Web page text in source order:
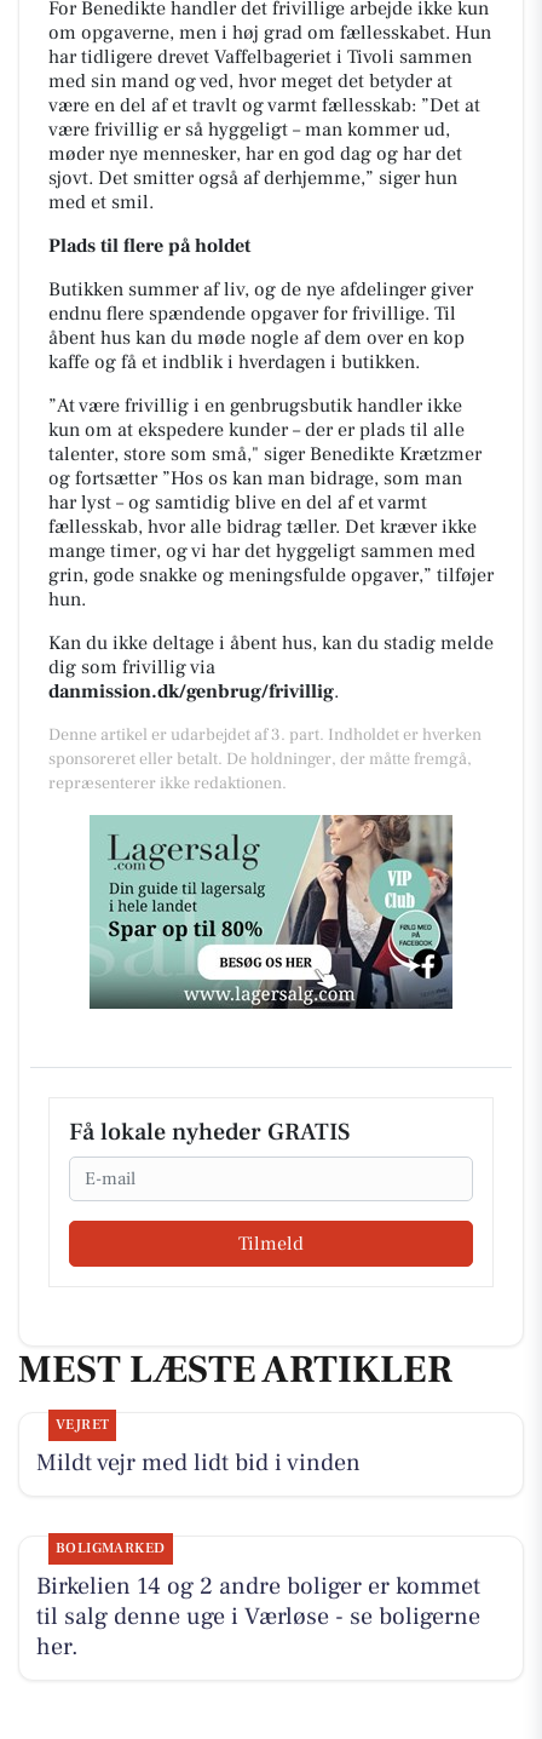
For Benedikte handler det frivillige arbejde ikke kun
om opgaverne, men i høj grad om fællesskabet. Hun
har tidligere drevet Vaffelbageriet i Tivoli sammen
med sin mand og ved, hvor meget det betyder at
være en del af et travlt og varmt fællesskab: ”Det at
være frivillig er så hyggeligt – man kommer ud,
møder nye mennesker, har en god dag og har det
sjovt. Det smitter også af derhjemme,” siger hun
med et smil.
Plads til flere på holdet
Butikken summer af liv, og de nye afdelinger giver
endnu flere spændende opgaver for frivillige. Til
åbent hus kan du møde nogle af dem over en kop
kaffe og få et indblik i hverdagen i butikken.
”At være frivillig i en genbrugsbutik handler ikke
kun om at ekspedere kunder – der er plads til alle
talenter, store som små," siger Benedikte Krætzmer
og fortsætter ”Hos os kan man bidrage, som man
har lyst – og samtidig blive en del af et varmt
fællesskab, hvor alle bidrag tæller. Det kræver ikke
mange timer, og vi har det hyggeligt sammen med
grin, gode snakke og meningsfulde opgaver,” tilføjer
hun.
Kan du ikke deltage i åbent hus, kan du stadig melde
dig som frivillig via
danmission.dk/genbrug/frivillig.
Denne artikel er udarbejdet af 3. part. Indholdet er hverken
sponsoreret eller betalt. De holdninger, der måtte fremgå,
repræsenterer ikke redaktionen.
Få lokale nyheder GRATIS
Email
Tilmeld
MEST LÆSTE ARTIKLER
VEJRET
Mildt vejr med lidt bid i vinden
BOLIGMARKED
Birkelien 14 og 2 andre boliger er kommet
til salg denne uge i Værløse - se boligerne
her.